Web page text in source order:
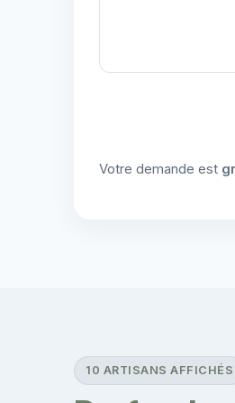
Votre demande est
10 ARTISANS AFFICHÉS